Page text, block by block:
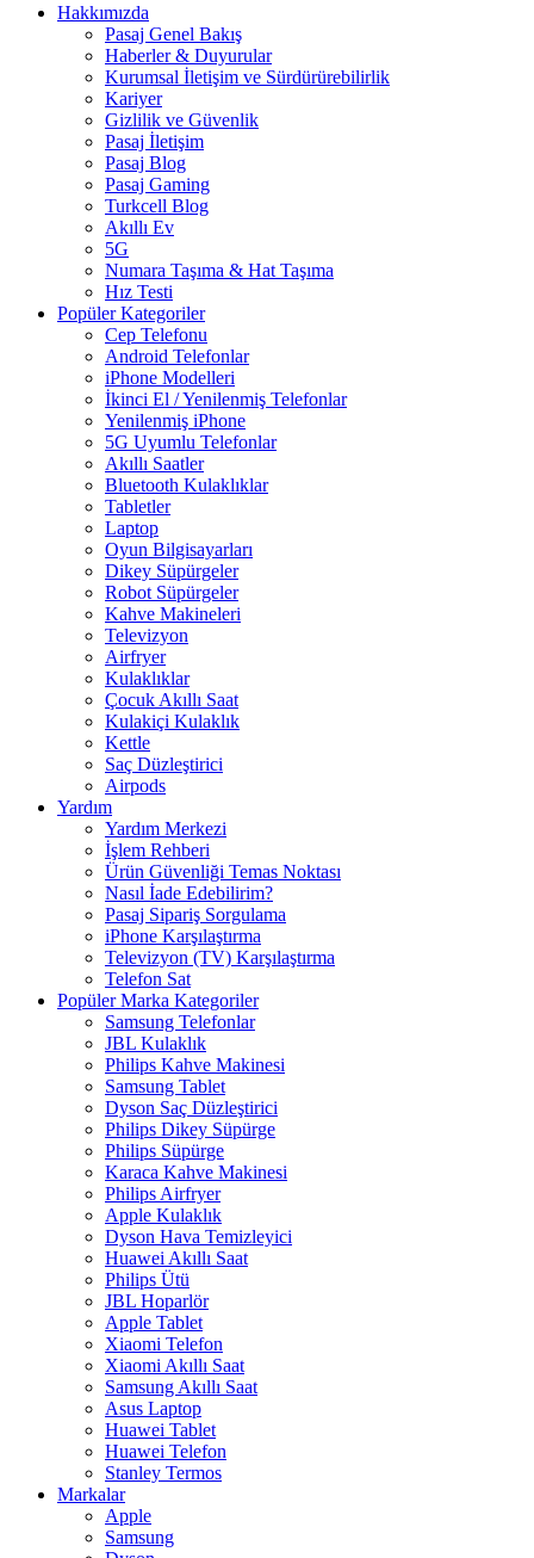
Hakkımızda
Pasaj Genel Bakış
Haberler & Duyurular
Kurumsal İletişim ve Sürdürürebilirlik
Kariyer
Gizlilik ve Güvenlik
Pasaj İletişim
Pasaj Blog
Pasaj Gaming
Turkcell Blog
Akıllı Ev
5G
Numara Taşıma & Hat Taşıma
Hız Testi
Popüler Kategoriler
Cep Telefonu
Android Telefonlar
iPhone Modelleri
İkinci El / Yenilenmiş Telefonlar
Yenilenmiş iPhone
5G Uyumlu Telefonlar
Akıllı Saatler
Bluetooth Kulaklıklar
Tabletler
Laptop
Oyun Bilgisayarları
Dikey Süpürgeler
Robot Süpürgeler
Kahve Makineleri
Televizyon
Airfryer
Kulaklıklar
Çocuk Akıllı Saat
Kulakiçi Kulaklık
Kettle
Saç Düzleştirici
Airpods
Yardım
Yardım Merkezi
İşlem Rehberi
Ürün Güvenliği Temas Noktası
Nasıl İade Edebilirim?
Pasaj Sipariş Sorgulama
iPhone Karşılaştırma
Televizyon (TV) Karşılaştırma
Telefon Sat
Popüler Marka Kategoriler
Samsung Telefonlar
JBL Kulaklık
Philips Kahve Makinesi
Samsung Tablet
Dyson Saç Düzleştirici
Philips Dikey Süpürge
Philips Süpürge
Karaca Kahve Makinesi
Philips Airfryer
Apple Kulaklık
Dyson Hava Temizleyici
Huawei Akıllı Saat
Philips Ütü
JBL Hoparlör
Apple Tablet
Xiaomi Telefon
Xiaomi Akıllı Saat
Samsung Akıllı Saat
Asus Laptop
Huawei Tablet
Huawei Telefon
Stanley Termos
Markalar
Apple
Samsung